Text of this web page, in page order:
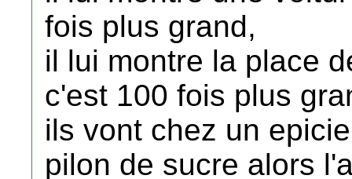
fois plus grand,
il lui montre la place
c'est 100 fois plus
ils vont chez un
pilon de sucre alors